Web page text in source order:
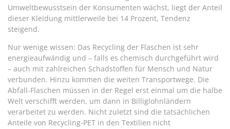
Umweltbewusstsein der Konsumenten wächst, liegt der Anteil
dieser Kleidung mittlerweile bei 14 Prozent, Tendenz
steigend.
Nur wenige wissen: Das Recycling der Flaschen ist sehr
energieaufwändig und – falls es chemisch durchgeführt wird
– auch mit zahlreichen Schadstoffen für Mensch und Natur
verbunden. Hinzu kommen die weiten Transportwege. Die
Abfall-Flaschen müssen in der Regel erst einmal um die halbe
Welt verschifft werden, um dann in Billiglohnländern
verarbeitet zu werden. Nicht zuletzt sind die tatsächlichen
Anteile von Recycling-PET in den Textilien nicht